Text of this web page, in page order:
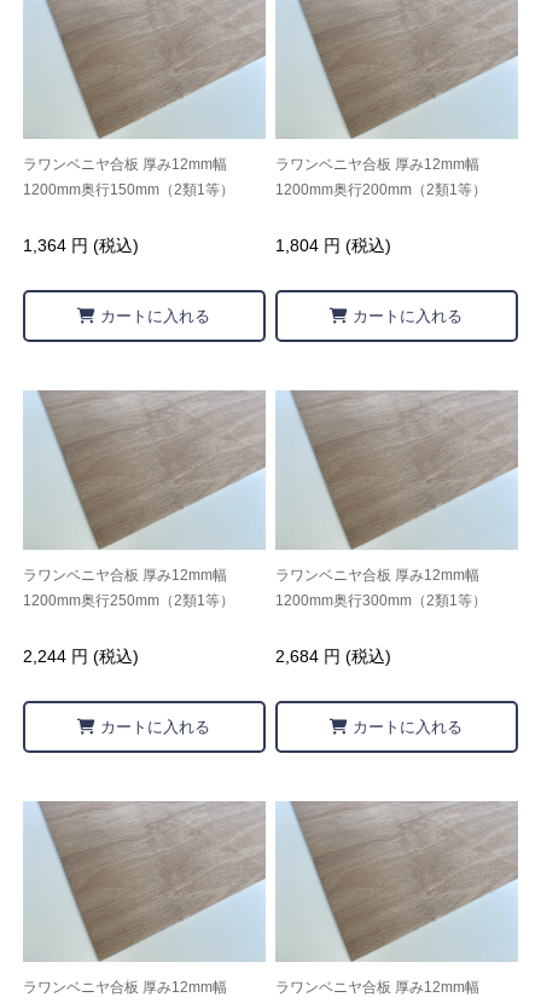
ラワンベニヤ合板 厚み12mm幅
1200mm奥行150mm（2類1等）
1,364 円 (税込)
カートに入れる
ラワンベニヤ合板 厚み12mm幅
1200mm奥行200mm（2類1等）
1,804 円 (税込)
カートに入れる
ラワンベニヤ合板 厚み12mm幅
1200mm奥行250mm（2類1等）
2,244 円 (税込)
カートに入れる
ラワンベニヤ合板 厚み12mm幅
1200mm奥行300mm（2類1等）
2,684 円 (税込)
カートに入れる
ラワンベニヤ合板 厚み12mm幅
ラワンベニヤ合板 厚み12mm幅